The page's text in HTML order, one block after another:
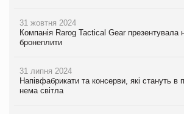
31 жовтня 2024
Компанія Rarog Tactical Gear презентувала
бронеплити
31 липня 2024
Напівфабрикати та консерви, які стануть в
нема світла